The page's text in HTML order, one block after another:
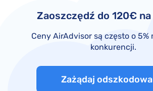
Zaoszczędź do 120€
Ceny AirAdvisor są często o 5%
konkurencji.
Zażądaj